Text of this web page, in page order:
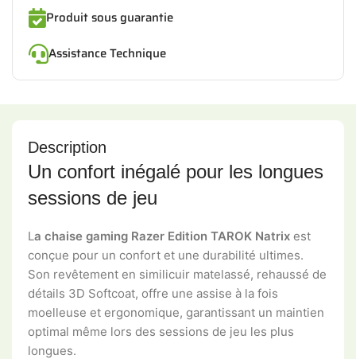
Produit sous guarantie
Assistance Technique
Description
Un confort inégalé pour les longues
sessions de jeu
L a chaise gaming Razer Edition TAROK Natrix est
conçue pour un confort et une durabilité ultimes.
Son revêtement en similicuir matelassé, rehaussé de
détails 3D Softcoat, offre une assise à la fois
moelleuse et ergonomique, garantissant un maintien
optimal même lors des sessions de jeu les plus
longues.